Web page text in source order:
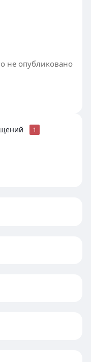
не опубликовано
1